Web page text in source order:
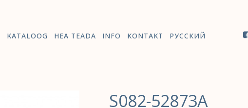
KATALOOG HEA TEADA INFO KONTAKT РУССКИЙ
S082-52873A